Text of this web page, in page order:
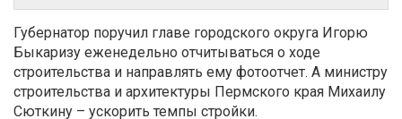
Губернатор поручил главе городского округа Игорю
Быкаризу еженедельно отчитываться о ходе
строительства и направлять ему фотоотчет. А министру
строительства и архитектуры Пермского края Михаилу
Сюткину – ускорить темпы стройки.